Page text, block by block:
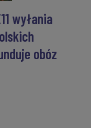
wyłania
obóz